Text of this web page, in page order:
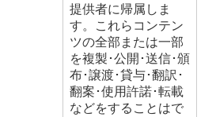
提供者に帰属しま
す。これらコンテン
ツの全部または一部
を複製･公開･送信･頒
布･譲渡･貸与･翻訳･
翻案･使用許諾･転載
などをすることはで